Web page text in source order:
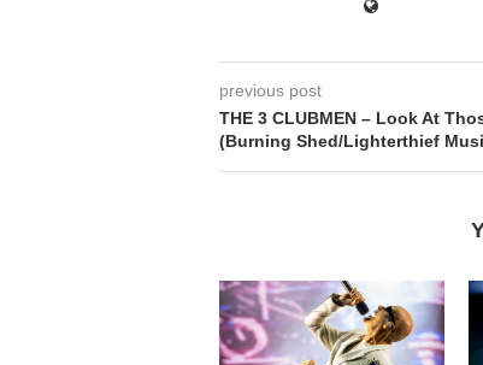
previous post
THE 3 CLUBMEN – Look At
(Burning Shed/Lighterthief